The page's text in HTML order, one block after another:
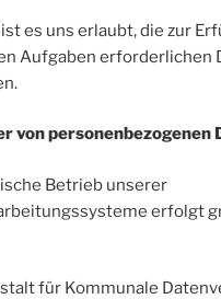
es uns erlaubt, die zur
Aufgaben erforderlichen
von personenbezogenen
Betrieb unserer
erfolgt
für Kommunale